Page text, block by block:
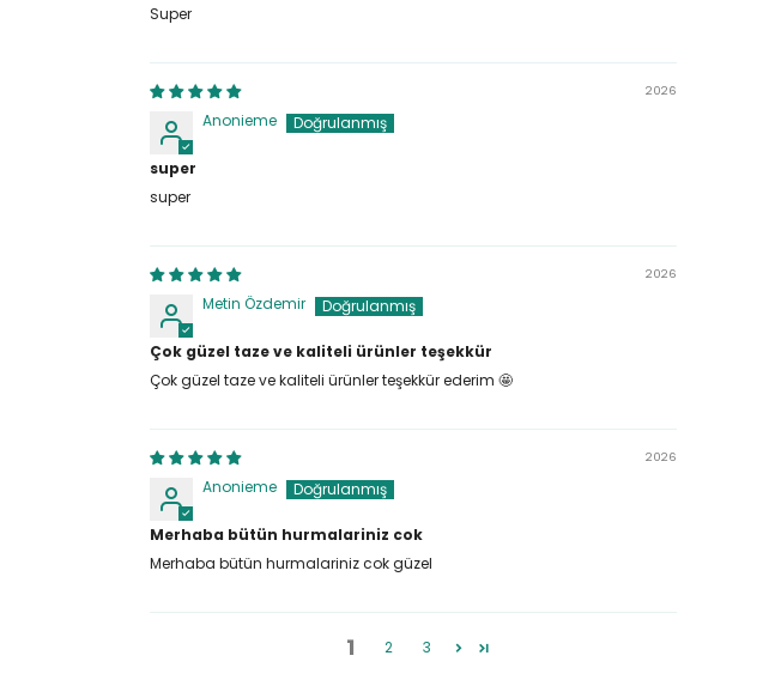
Super
2026
Anonieme
super
super
2026
Metin Özdemir
Çok güzel taze ve kaliteli ürünler teşekkür
Çok güzel taze ve kaliteli ürünler teşekkür ederim 🤩
2026
Anonieme
Merhaba bütün hurmalariniz cok
Merhaba bütün hurmalariniz cok güzel
1 2 3